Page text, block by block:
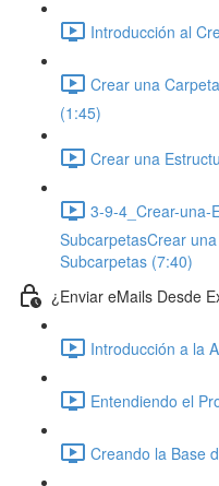
Introducción al
Crear una
(1:45)
Crear una
3-9-4_Crear-una-
SubcarpetasCrear
Subcarpetas (7:40)
¿Enviar eMails Desde
Introducción a la
Entendiendo el
Creando la Base